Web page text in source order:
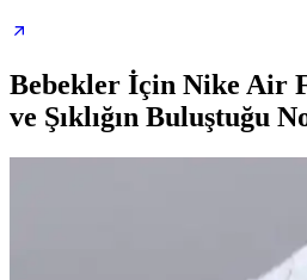
Bebekler İçin Nike Air
ve Şıklığın Buluştuğu